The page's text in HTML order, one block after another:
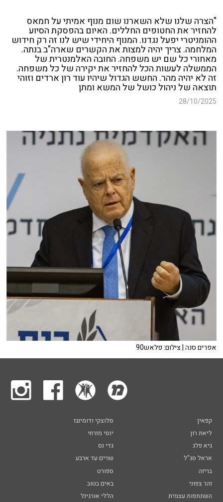
"הצרה שלנו שלא השארנו שום מנוף אמיתי על חמאס
להחזיר את החטופים החללים. האיום בהפסקת הסיוע
ההומניטרי יפעל נגדנו. המנוף היחידי שיש לנו זה רק חידוש
המלחמה. צריך יהיה למצות את הקשרים שארה"ב בנתה.
מאחורי כל שם יש משפחה. החובה האלמנטרית של
הממשלה לעשות הכל להחזיר את יקירה של כל משפחה.
זה לא יהיה מהר. החשש הגדול שיהיו עוד רון ארדים וזוהי
תוצאה של ניהול כושל של המשא ומתן
28/10/2025
אפרים סנה | צילום: פלאש90
קפאין
סלוצקי ודומינגז
ליאת רון
יוסי מזרחי
גיא פלג
גדי נס
אראל סג"ל
שניים עד ארבע
בריזה
ספורט
זהר צפוני
באים בטוב
השתתפות עצמית
הללי אורגינל